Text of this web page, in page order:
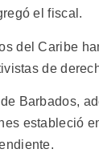
el fiscal.
del Caribe
de
Barbados,
estableció